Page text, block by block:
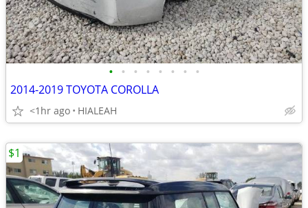
• • • • • • • •
2014-2019 TOYOTA COROLLA
<1hr ago HIALEAH
$1